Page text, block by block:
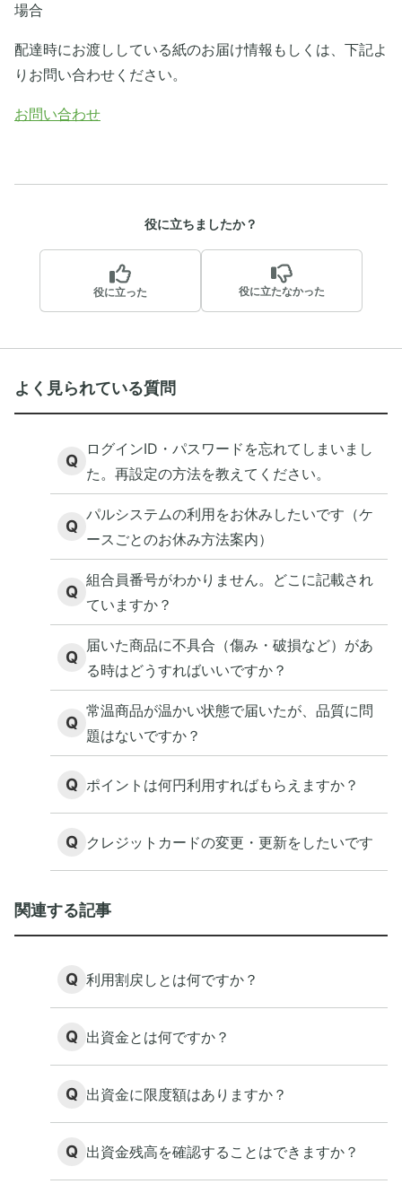
場合
配達時にお渡ししている紙のお届け情報もしくは、下記よ
りお問い合わせください。
お問い合わせ
役に立ちましたか？
役に立った 役に立たなかった
よく見られている質問
Q
ログインID・パスワードを忘れてしまいまし
た。再設定の方法を教えてください。
Q
パルシステムの利用をお休みしたいです（ケ
ースごとのお休み方法案内）
Q
組合員番号がわかりません。どこに記載され
ていますか？
Q
届いた商品に不具合（傷み・破損など）があ
る時はどうすればいいですか？
Q
常温商品が温かい状態で届いたが、品質に問
題はないですか？
Q ポイントは何円利用すればもらえますか？
Q クレジットカードの変更・更新をしたいです
関連する記事
Q 利用割戻しとは何ですか？
Q 出資金とは何ですか？
Q 出資金に限度額はありますか？
Q 出資金残高を確認することはできますか？